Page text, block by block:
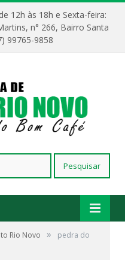
12h às 18h e Sexta-feira:
n° 266, Bairro Santa
99765-9858
Rio Novo »
pedra do